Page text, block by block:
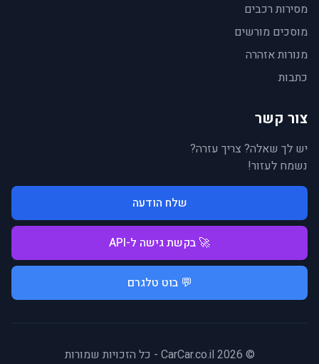
מסירות רכבים
מוסכים מורשים
מנורות אזהרה
כתבות
צור קשר
יש לך שאלה? צריך עזרה?
נשמח לעזור!
שלח הודעה
🚀 בקשת גישה ל-API
💬 בוט טלגרם
© 2026 CarCar.co.il - כל הזכויות שמורות